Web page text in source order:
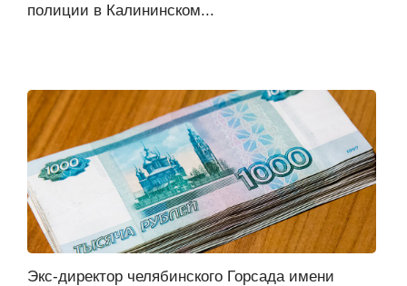
полиции в Калининском...
Экс-директор челябинского Горсада имени